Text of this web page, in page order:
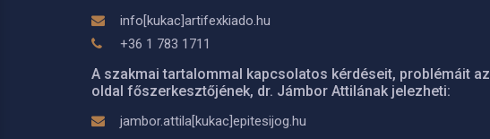
info[kukac]artifexkiado.hu
+36 1 783 1711
A szakmai tartalommal kapcsolatos kérdéseit, problémáit az
oldal főszerkesztőjének, dr. Jámbor Attilának jelezheti:
jambor.attila[kukac]epitesijog.hu